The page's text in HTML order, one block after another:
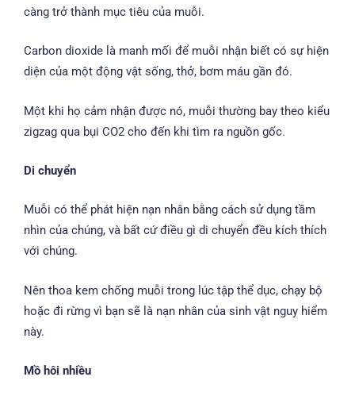
càng trở thành mục tiêu của muỗi.
Carbon dioxide là manh mối để muỗi nhận biết có sự hiện
diện của một động vật sống, thở, bơm máu gần đó.
Một khi họ cảm nhận được nó, muỗi thường bay theo kiểu
zigzag qua bụi CO2 cho đến khi tìm ra nguồn gốc.
Di chuyển
Muỗi có thể phát hiện nạn nhân bằng cách sử dụng tầm
nhìn của chúng, và bất cứ điều gì di chuyển đều kích thích
với chúng.
Nên thoa kem chống muỗi trong lúc tập thể dục, chạy bộ
hoặc đi rừng vì bạn sẽ là nạn nhân của sinh vật nguy hiểm
này.
Mồ hôi nhiều